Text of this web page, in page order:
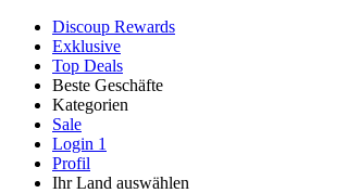
Discoup Rewards
Exklusive
Top Deals
Beste Geschäfte
Kategorien
Sale
Login 1
Profil
Ihr Land auswählen